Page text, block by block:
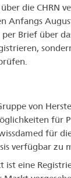
die CHRN
Anfangs
Brief über
von
für
für
verfügbar zu
ist eine